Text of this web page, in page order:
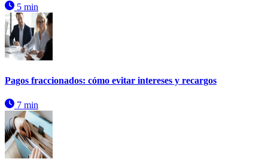
5 min
Pagos fraccionados: cómo evitar intereses y recargos
7 min